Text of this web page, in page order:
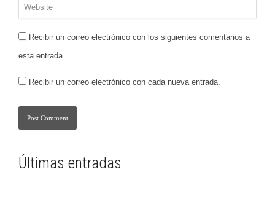
Recibir un correo electrónico con los siguientes comentarios a
esta entrada.
Recibir un correo electrónico con cada nueva entrada.
Últimas entradas